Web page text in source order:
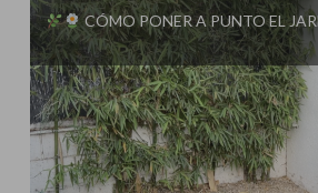
CÓMO PONER A PUNTO EL